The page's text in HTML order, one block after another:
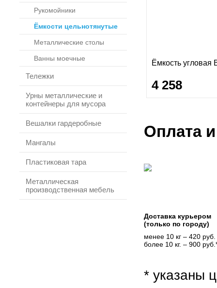
Рукомойники
Ёмкости цельнотянутые
Металлические столы
Ванны моечные
Тележки
Урны металлические и
контейнеры для мусора
Вешалки гардеробные
Мангалы
Пластиковая тара
Металлическая
производственная мебель
Ёмкость угловая
4 258
Оплата
Доставка курьером
(только по городу)
менее 10 кг – 420 руб.
более 10 кг. – 900
* указаны